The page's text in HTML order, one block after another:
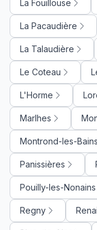
La Fouillouse
La Pacaudière
La Talaudière
Le Coteau
L'Horme
Marlhes
Montrond-les-Bains
Panissières
Pouilly-les-Nonains
Regny